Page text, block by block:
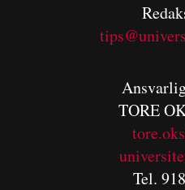
TORE
Tel.